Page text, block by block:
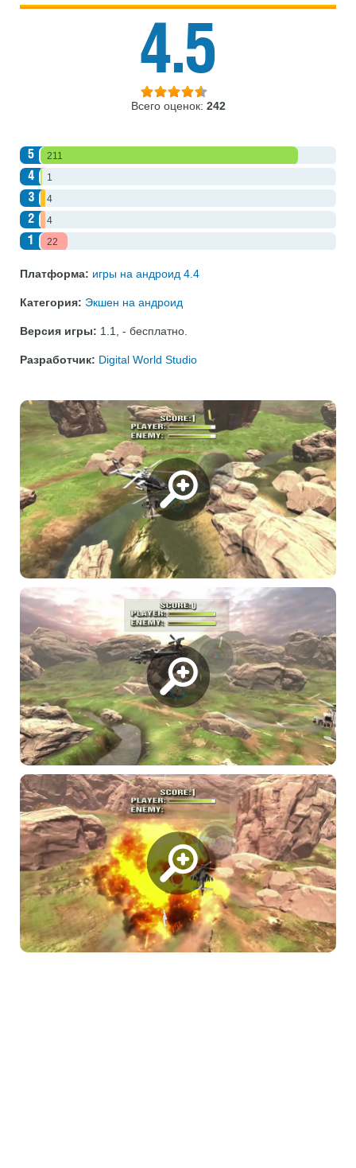
4.5
Всего оценок: 242
5 211
4 1
3 4
2 4
1 22
Платформа: игры на андроид 4.4
Категория: Экшен на андроид
Версия игры: 1.1 - бесплатно
Разработчик: Digital World Studio